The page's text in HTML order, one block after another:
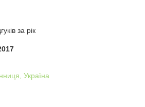
за рік
Україна